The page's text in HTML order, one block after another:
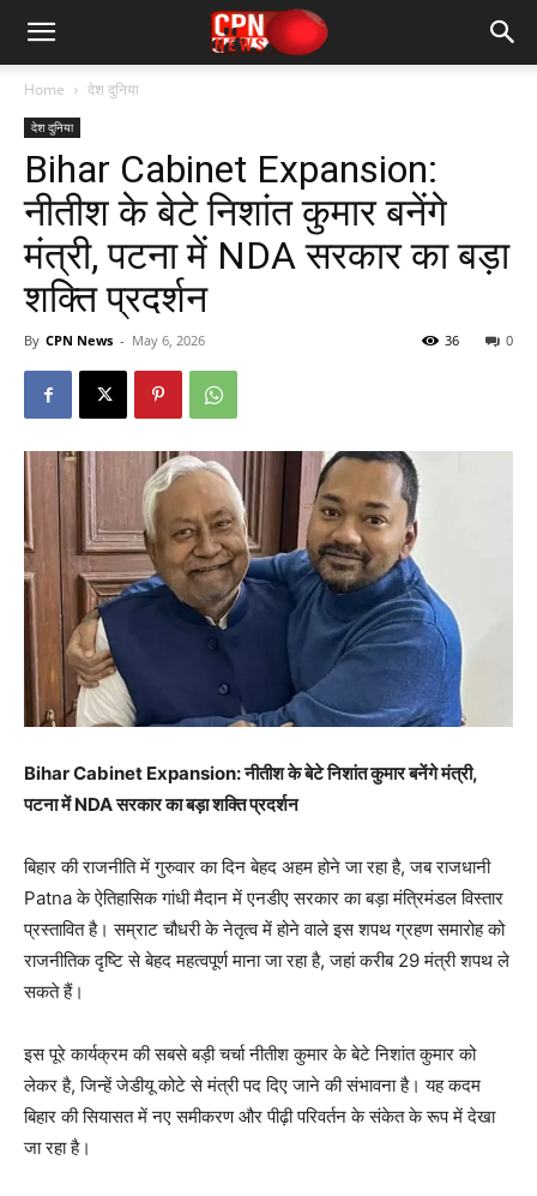
Home देश दुनिया
देश दुनिया
Bihar Cabinet Expansion:
नीतीश के बेटे निशांत कुमार बनेंगे
मंत्री, पटना में NDA सरकार का बड़ा
शक्ति प्रदर्शन
By CPN News - May 6, 2026 0
36
Bihar Cabinet Expansion: नीतीश के बेटे निशांत कुमार बनेंगे मंत्री,
पटना में NDA सरकार का बड़ा शक्ति प्रदर्शन
बिहार की राजनीति में गुरुवार का दिन बेहद अहम होने जा रहा है, जब राजधानी
Patna के ऐतिहासिक गांधी मैदान में एनडीए सरकार का बड़ा मंत्रिमंडल विस्तार
प्रस्तावित है। सम्राट चौधरी के नेतृत्व में होने वाले इस शपथ ग्रहण समारोह को
राजनीतिक दृष्टि से बेहद महत्वपूर्ण माना जा रहा है, जहां करीब 29 मंत्री शपथ ले
सकते हैं।
इस पूरे कार्यक्रम की सबसे बड़ी चर्चा नीतीश कुमार के बेटे निशांत कुमार को
लेकर है, जिन्हें जेडीयू कोटे से मंत्री पद दिए जाने की संभावना है। यह कदम
बिहार की सियासत में नए समीकरण और पीढ़ी परिवर्तन के संकेत के रूप में देखा
जा रहा है।